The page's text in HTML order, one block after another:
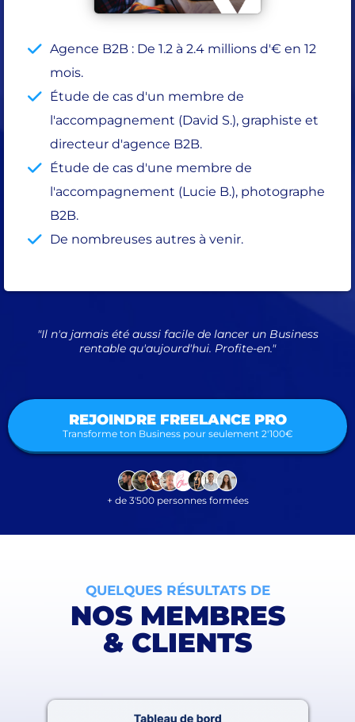
Agence B2B : De 1.2 à 2.4 millions d'€ en 12
mois.
Étude de cas d'un membre de
l'accompagnement (David S.), graphiste et
directeur d'agence B2B.
Étude de cas d'une membre de
l'accompagnement (Lucie B.), photographe
B2B.
De nombreuses autres à venir.
"Il n'a jamais été aussi facile de lancer un Business
rentable qu'aujourd'hui. Profite-en."
REJOINDRE FREELANCE PRO
Transforme ton Business pour seulement 2'100€
+ de 3'500 personnes formées
QUELQUES RÉSULTATS DE
NOS MEMBRES
& CLIENTS